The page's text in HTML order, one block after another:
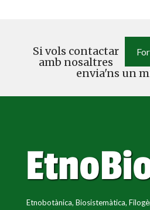
Si vols contactar
amb nosaltres
envia'ns un
Etnobotànica, Biosistemàtica,